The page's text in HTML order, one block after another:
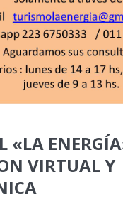
«LA
VIRTUAL Y